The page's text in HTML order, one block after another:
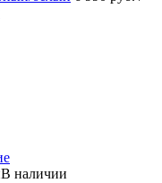
В наличии